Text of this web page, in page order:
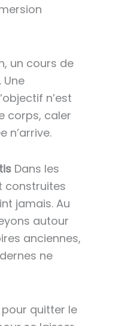
un cours de
n’est
corps, caler
n’arrive.
Dans les
construites
jamais. Au
autour
anciennes,
ne
pour quitter le